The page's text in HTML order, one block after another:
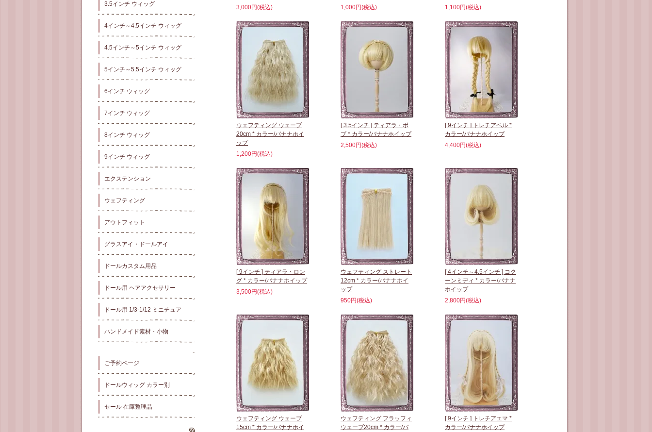
3.5インチ ウィッグ
4インチ～4.5インチ ウィッグ
4.5インチ～5インチ ウィッグ
5インチ～5.5インチ ウィッグ
6インチ ウィッグ
7インチ ウィッグ
8インチ ウィッグ
9インチ ウィッグ
エクステンション
ウェフティング
アウトフィット
グラスアイ・ドールアイ
ドールカスタム用品
ドール用 ヘアアクセサリー
ドール用 1/3-1/12 ミニチュア
ハンドメイド素材・小物
ご予約ページ
ドールウィッグ カラー別
セール 在庫整理品
3,000円(税込)
1,000円(税込)
1,100円(税込)
ウェフティング ウェーブ
20cm * カラー/バナナホイ
ップ
1,200円(税込)
[ 3.5インチ ] ティアラ・ボ
ブ * カラー/バナナホイップ
2,500円(税込)
[ 9インチ ] トレチアベル *
カラー/バナナホイップ
4,400円(税込)
[ 9インチ ] ティアラ・ロン
グ * カラー/バナナホイップ
3,500円(税込)
ウェフティング ストレート
12cm * カラー/バナナホイ
ップ
950円(税込)
[ 4インチ～4.5インチ ] コク
ーンミディ * カラー/バナナ
ホイップ
2,800円(税込)
ウェフティング ウェーブ
15cm * カラー/バナナホイ
ウェフティング フラッフィ
ウェーブ20cm * カラー/バ
[ 9インチ ] トレチアエマ *
カラー/バナナホイップ